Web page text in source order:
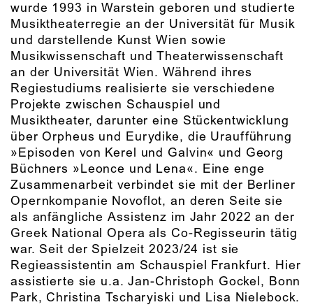
wurde 1993 in Warstein geboren und studierte
Musiktheaterregie an der Universität für Musik
und darstellende Kunst Wien sowie
Musikwissenschaft und Theaterwissenschaft
an der Universität Wien. Während ihres
Regiestudiums realisierte sie verschiedene
Projekte zwischen Schauspiel und
Musiktheater, darunter eine Stückentwicklung
über Orpheus und Eurydike, die Uraufführung
»Episoden von Kerel und Galvin« und Georg
Büchners »Leonce und Lena«. Eine enge
Zusammenarbeit verbindet sie mit der Berliner
Opernkompanie Novoflot, an deren Seite sie
als anfängliche Assistenz im Jahr 2022 an der
Greek National Opera als Co-Regisseurin tätig
war. Seit der Spielzeit 2023/24 ist sie
Regieassistentin am Schauspiel Frankfurt. Hier
assistierte sie u.a. Jan-Christoph Gockel, Bonn
Park, Christina Tscharyiski und Lisa Nielebock.